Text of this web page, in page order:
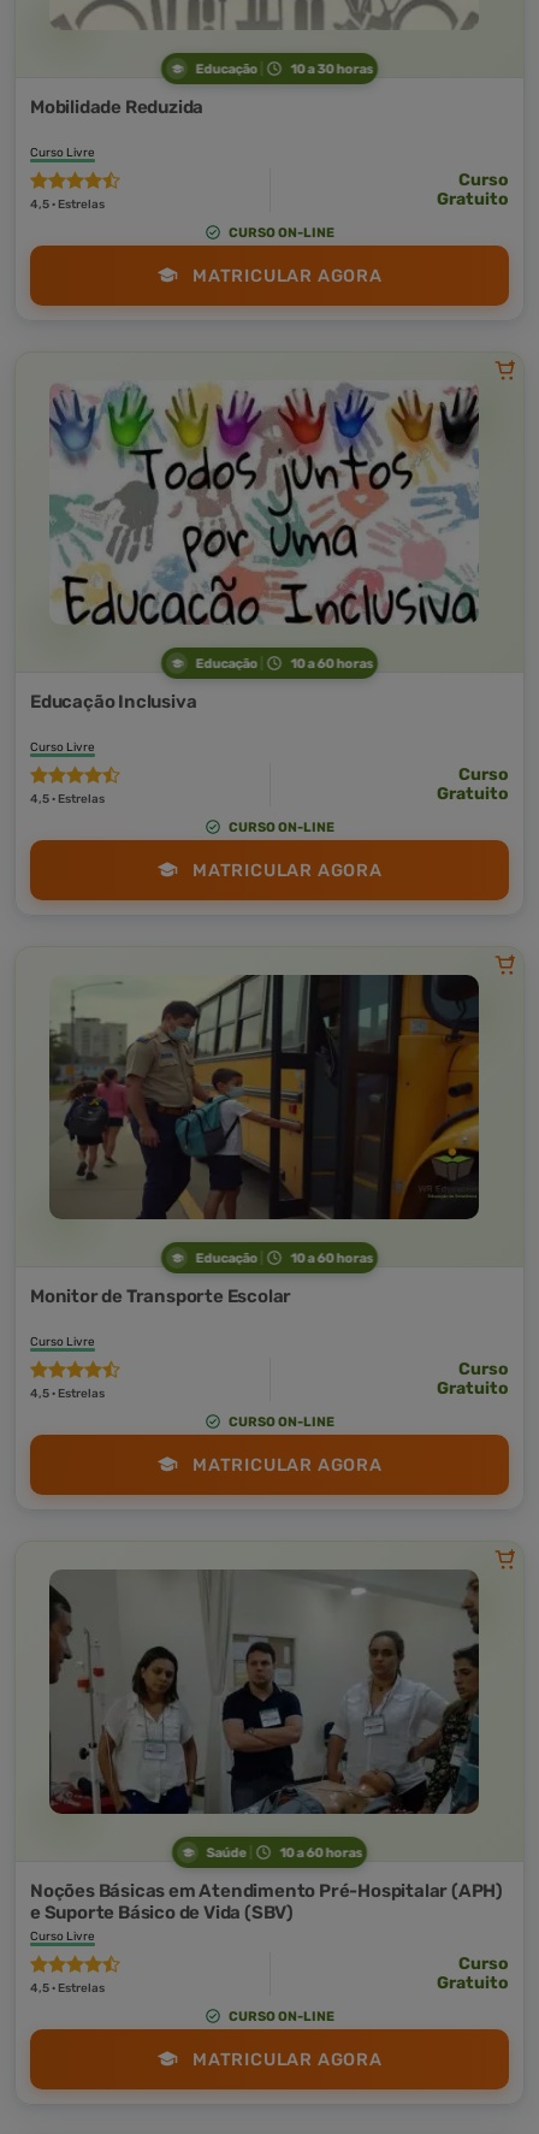
Educação 10 a 30 horas
Mobilidade Reduzida
Curso Livre
4,5 · Estrelas
Curso
Gratuito
CURSO ON-LINE
MATRICULAR AGORA
Educação 10 a 60 horas
Educação Inclusiva
Curso Livre
4,5 · Estrelas
Curso
Gratuito
CURSO ON-LINE
MATRICULAR AGORA
Educação 10 a 60 horas
Monitor de Transporte Escolar
Curso Livre
4,5 · Estrelas
Curso
Gratuito
CURSO ON-LINE
MATRICULAR AGORA
Saúde 10 a 60 horas
Noções Básicas em Atendimento Pré-Hospitalar (APH)
e Suporte Básico de Vida (SBV)
Curso Livre
4,5 · Estrelas
Curso
Gratuito
CURSO ON-LINE
MATRICULAR AGORA